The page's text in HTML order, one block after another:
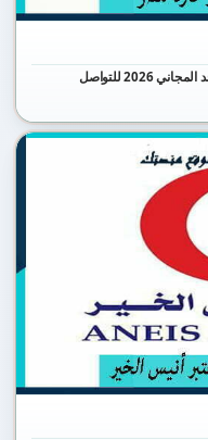
رقم خدمة عملاء ماستر كارد مصر واتساب الموحد المجاني 2026 للتواصل